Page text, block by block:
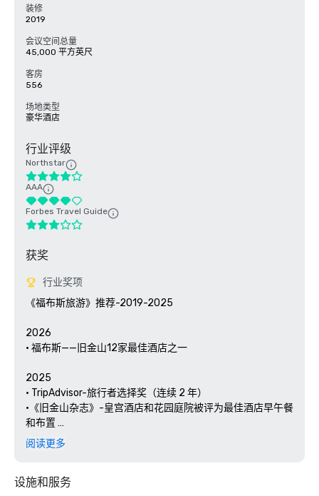
装修
2019
会议空间总量
45,000 平方英尺
客房
556
场地类型
豪华酒店
行业评级
Northstar
AAA
Forbes Travel Guide
获奖
行业奖项
《福布斯旅游》推荐-2019-2025
2026
• 福布斯——旧金山12家最佳酒店之一
2025
• TripAdvisor-旅行者选择奖（连续 2 年）
•《旧金山杂志》-皇宫酒店和花园庭院被评为最佳酒店早午餐
和布置
• Hospitality Net-一生中至少一次的加州27个最佳去处
• 旧金山高级生活——旧金山皇宫酒店庆祝 150 周年
阅读更多
设施和服务